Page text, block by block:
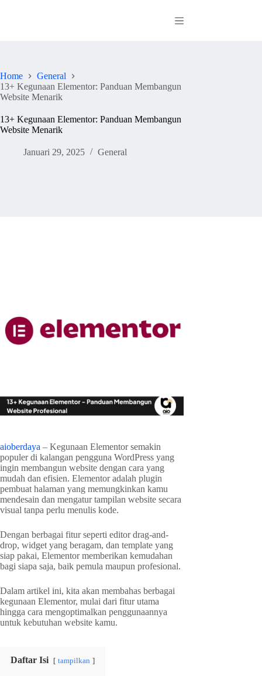
Home
General
13+ Kegunaan Elementor: Panduan Membangun
Website Menarik
13+ Kegunaan Elementor: Panduan Membangun
Website Menarik
Januari 29, 2025 General
aioberdaya – Kegunaan Elementor semakin
populer di kalangan pengguna WordPress yang
ingin membangun website dengan cara yang
mudah dan efisien. Elementor adalah plugin
pembuat halaman yang memungkinkan kamu
mendesain dan mengatur tampilan website secara
visual tanpa perlu menulis kode.
Dengan berbagai fitur seperti editor drag-and-
drop, widget yang beragam, dan template yang
siap pakai, Elementor memberikan kemudahan
bagi siapa saja, baik pemula maupun profesional.
Dalam artikel ini, kita akan membahas berbagai
kegunaan Elementor, mulai dari fitur utama
hingga cara mengoptimalkan penggunaannya
untuk kebutuhan website kamu.
Daftar Isi tampilkan